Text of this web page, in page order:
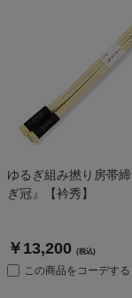
ゆるぎ組み撚り房帯
ぎ冠』【衿秀】
￥13,200 (税込)
この商品をコーデする